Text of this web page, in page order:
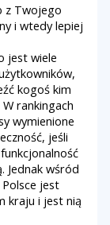
z Twojego
i wtedy lepiej
jest wiele
kogoś kim
rankingach
wymienione
jeśli
Jednak wśród
jest
kraju i jest nią